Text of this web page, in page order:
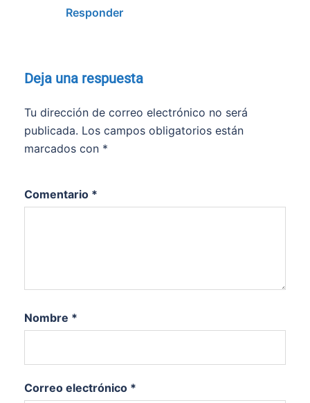
Responder
Deja una respuesta
Tu dirección de correo electrónico no será
publicada. Los campos obligatorios están
marcados con *
Comentario *
Nombre *
Correo electrónico *